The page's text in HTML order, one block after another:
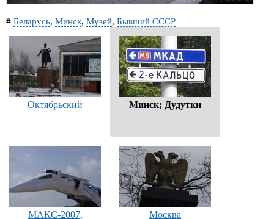
# Беларусь, Минск, Музей, Бывший СССР
Октябрьский Минск; Дудутки
МАКС-2007, Москва